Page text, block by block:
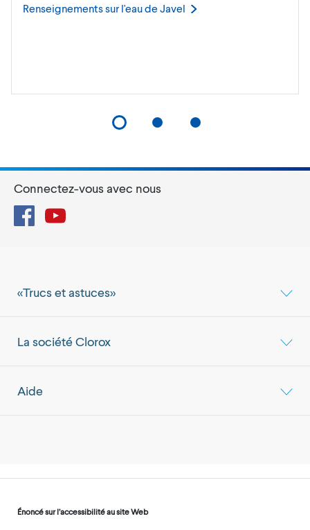
Renseignements sur l'eau de Javel
«Trucs et astuces»
La société Clorox
Aide
Connectez-vous avec nous
FacebookYouTube
Énoncé sur l’accessibilité au site Web